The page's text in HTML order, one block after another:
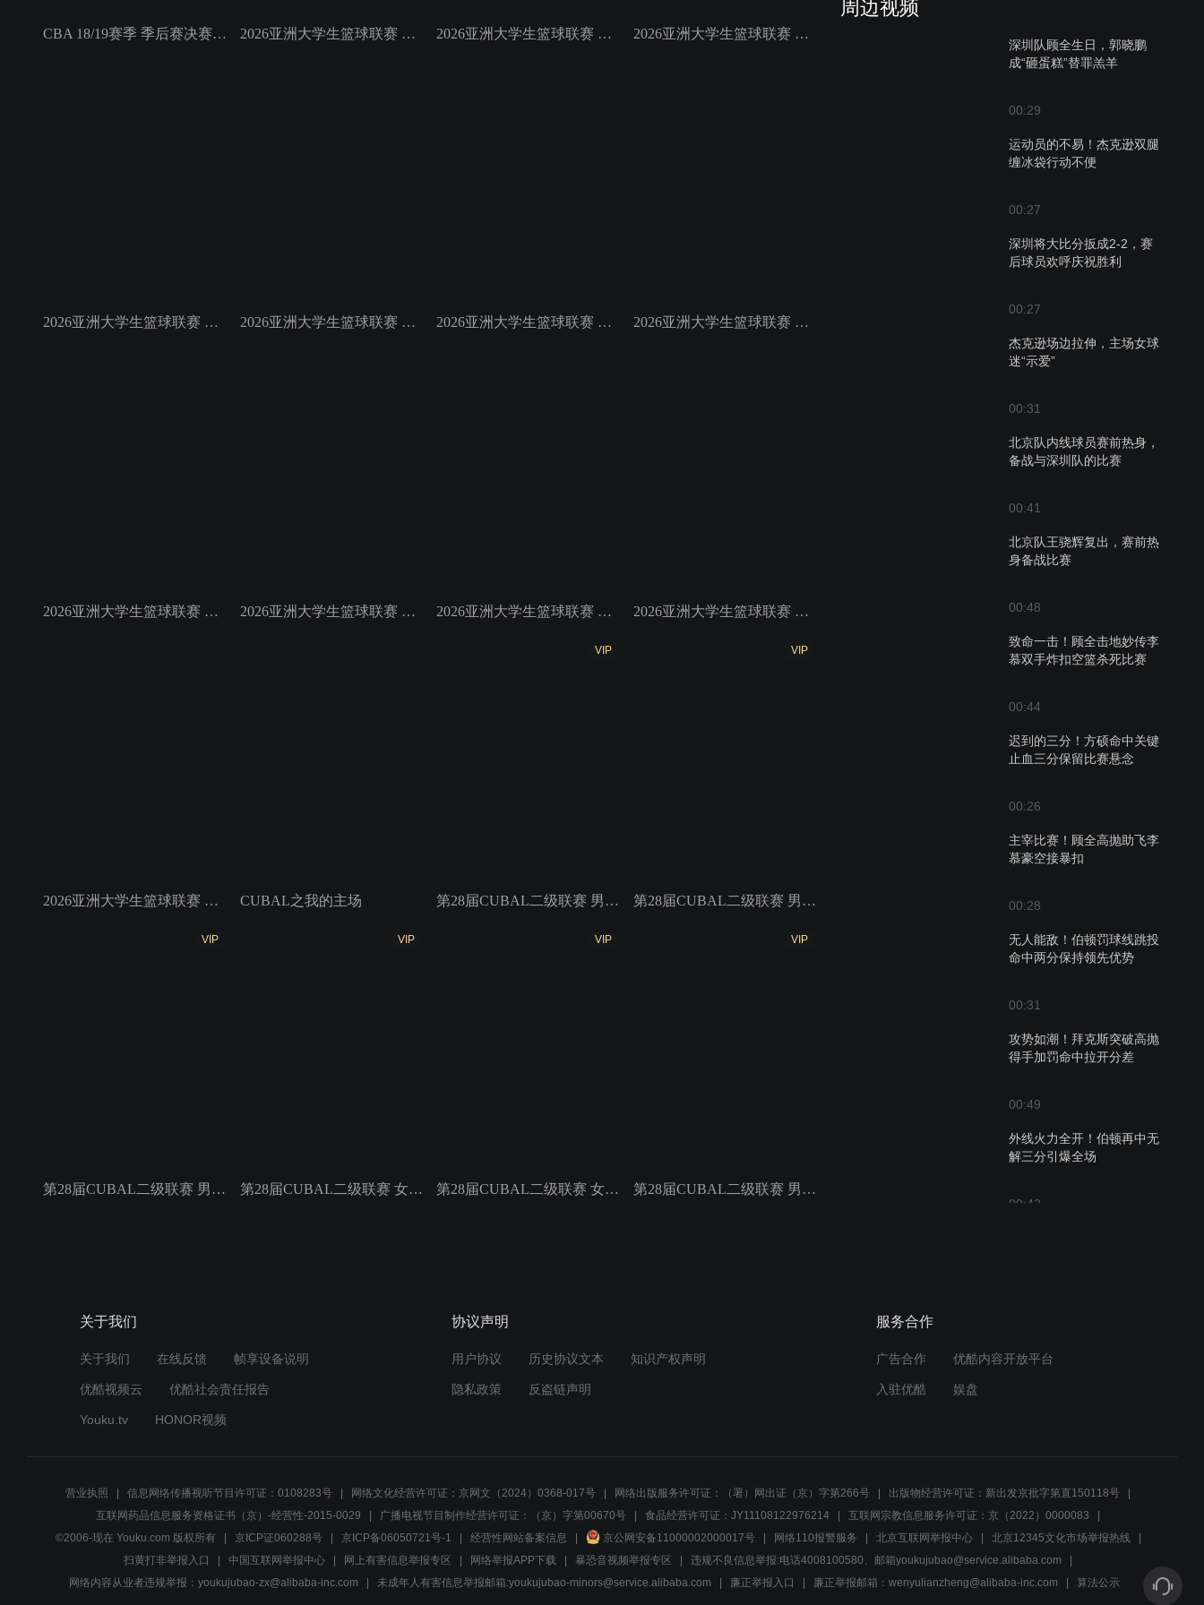
周边视频
深圳队顾全生日，郭晓鹏
成“砸蛋糕”替罪羔羊
00:29
运动员的不易！杰克逊双腿
缠冰袋行动不便
00:27
深圳将大比分扳成2-2，赛
后球员欢呼庆祝胜利
00:27
杰克逊场边拉伸，主场女球
迷“示爱”
00:31
北京队内线球员赛前热身，
备战与深圳队的比赛
00:41
北京队王骁辉复出，赛前热
身备战比赛
00:48
致命一击！顾全击地妙传李
慕双手炸扣空篮杀死比赛
00:44
迟到的三分！方硕命中关键
止血三分保留比赛悬念
00:26
主宰比赛！顾全高抛助飞李
慕豪空接暴扣
00:28
无人能敌！伯顿罚球线跳投
命中两分保持领先优势
00:31
攻势如潮！拜克斯突破高抛
得手加罚命中拉开分差
00:49
外线火力全开！伯顿再中无
解三分引爆全场
00:42
助攻李慕豪双手暴扣
方硕快下反击轻松上篮得手
00:42
杰克逊突破分球失误，拜克
斯反击空切上篮得手打停北
CBA 18/19赛季 季后赛决赛第4轮 新疆广汇汽车VS广东东莞银行 2026亚洲大学生篮球联赛 小组赛 菲律宾大学VS高丽大学 2026亚洲大学生篮球联赛 小组赛 延世大学VS北京大学 2026亚洲大学生篮球联赛 小组赛 蒙古国立大学VS政治大学
2026亚洲大学生篮球联赛 小组赛 早稻田大学VS清华大学 2026亚洲大学生篮球联赛 小组赛 悉尼大学VS早稻田大学 2026亚洲大学生篮球联赛 小组赛 政治大学VS上海交通大学 2026亚洲大学生篮球联赛 小组赛 香港中文大学VS延世大学
2026亚洲大学生篮球联赛 小组赛 白鸥大学VS菲律宾大学 2026亚洲大学生篮球联赛 小组赛 高丽大学VS白鸥大学 2026亚洲大学生篮球联赛 小组赛 上海交通大学VS蒙古国立大学 2026亚洲大学生篮球联赛 小组赛 清华大学VS悉尼大学
2026亚洲大学生篮球联赛 小组赛 北京大学VS香港中文大学 CUBAL之我的主场
VIP
第28届CUBAL二级联赛 男子组5、6名 西电科大VS华侨大学
VIP
第28届CUBAL二级联赛 男子组冠亚军 中飞院VS福建师大
VIP
第28届CUBAL二级联赛 男子组7、8名 河南工大VS内蒙古大学
VIP
第28届CUBAL二级联赛 女子组冠亚军 西南大学VS上海交大
VIP
第28届CUBAL二级联赛 女子组3、4名 华南理工VS湘潭大学
VIP
第28届CUBAL二级联赛 男子组3、4名 沈阳航空VS武汉理工
关于我们
关于我们 在线反馈 帧享设备说明
优酷视频云 优酷社会责任报告
Youku.tv HONOR视频
协议声明
用户协议 历史协议文本 知识产权声明
隐私政策 反盗链声明
服务合作
广告合作 优酷内容开放平台
入驻优酷 娱盘
营业执照 信息网络传播视听节目许可证：0108283号 网络文化经营许可证：京网文（2024）0368-017号 网络出版服务许可证：（署）网出证（京）字第266号
出版物经营许可证：新出发京批字第直150118号
互联网药品信息服务资格证书（京）-经营性-2015-0029
广播电视节目制作经营许可证：（京）字第00670号 食品经营许可证：JY11108122976214
互联网宗教信息服务许可证：京（2022）0000083
©2006-现在 Youku.com 版权所有
京ICP证060288号 京ICP备06050721号-1 经营性网站备案信息 京公网安备11000002000017号 网络110报警服务 北京互联网举报中心
北京12345文化市场举报热线
扫黄打非举报入口
中国互联网举报中心 网上有害信息举报专区 网络举报APP下载 暴恐音视频举报专区
违规不良信息举报:电话4008100580、邮箱youkujubao@service.alibaba.com
网络内容从业者违规举报：youkujubao-zx@alibaba-inc.com
未成年人有害信息举报邮箱:youkujubao-minors@service.alibaba.com 廉正举报入口 廉正举报邮箱：wenyulianzheng@alibaba-inc.com 算法公示